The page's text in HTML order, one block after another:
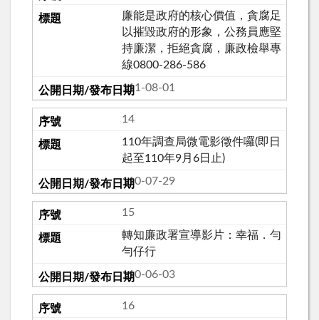
廉能是政府的核心價值，貪腐足
以摧毀政府的形象，公務員應堅
持廉潔，拒絕貪腐，廉政檢舉專
線0800-286-586
111-08-01
14
110年調查局微電影徵件囉(即日
起至110年9月6日止)
110-07-29
15
轉知廉政署宣導影片：幸福．勻
勻仔行
110-06-03
16